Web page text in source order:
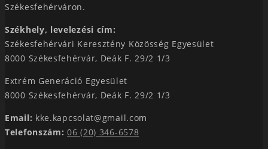
Székesfehérváron.
Székhely, levelezési cím:
Székesfehérvári Keresztény Közösség Egyesület
8000 Székesfehérvár, Deák F. 29/2 1/3
Extrém Generáció Egyesület
8000 Székesfehérvár, Deák F. 29/2 1/3
Email: kke.kapcsolat@gmail.com
Telefonszám: 06 (20) 346-6578